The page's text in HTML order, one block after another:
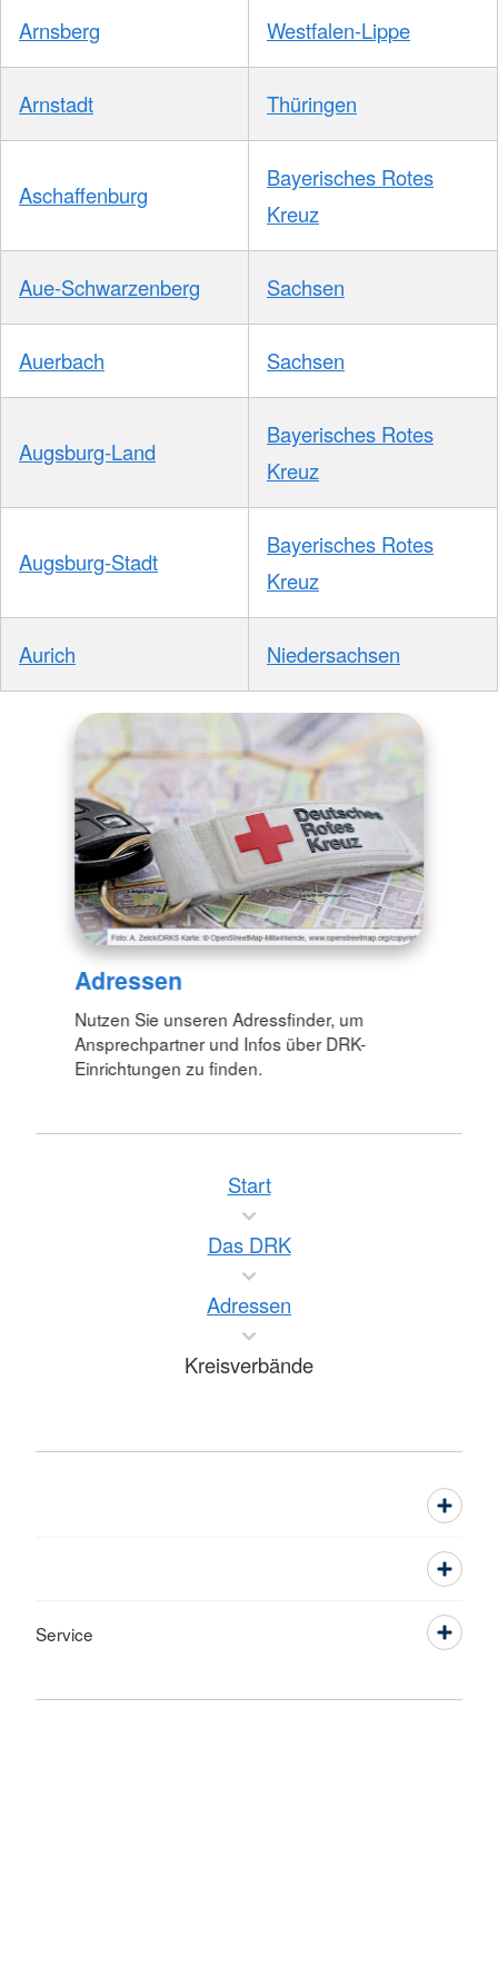
Arnsberg Westfalen-Lippe
Arnstadt Thüringen
Aschaffenburg
Bayerisches Rotes
Kreuz
Aue-Schwarzenberg Sachsen
Auerbach Sachsen
Augsburg-Land
Bayerisches Rotes
Kreuz
Augsburg-Stadt
Bayerisches Rotes
Kreuz
Aurich Niedersachsen
Adressen
Nutzen Sie unseren Adressfinder, um
Ansprechpartner und Infos über DRK-
Einrichtungen zu finden.
Start
Das DRK
Adressen
Kreisverbände
Service